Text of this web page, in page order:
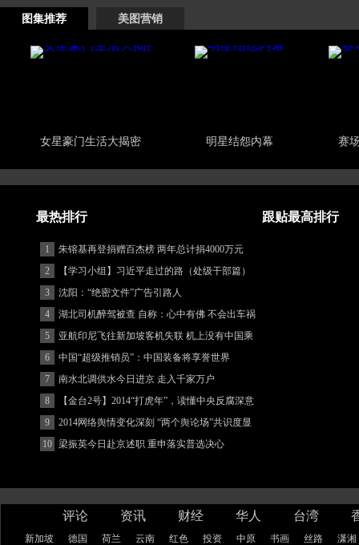
图集推荐 美图营销
女星豪门生活大揭密 明星结怨内幕 赛
最热排行 跟贴最高排行
1
朱镕基再登捐赠百杰榜 两年总计捐4000万元
2
【学习小组】习近平走过的路（处级干部篇）
3
沈阳：“绝密文件”广告引路人
4
湖北司机醉驾被查 自称：心中有佛 不会出车祸
(图)
5
亚航印尼飞往新加坡客机失联 机上没有中国乘
客
6
中国“超级推销员”：中国装备将享誉世界
7
南水北调供水今日进京 走入千家万户
8
【金台2号】2014“打虎年”，读懂中央反腐深意
9
2014网络舆情变化深刻 “两个舆论场”共识度显
著增强
10 梁振英今日赴京述职 重申落实普选决心
评论 资讯 财经 华人 台湾
新加坡 德国 荷兰 云南 红色 投资 中原 书画 丝路 潇湘